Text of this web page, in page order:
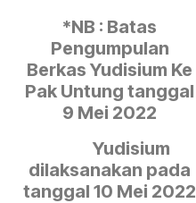
*NB : Batas
Pengumpulan
Berkas Yudisium Ke
Pak Untung tanggal
9 Mei 2022
Yudisium
dilaksanakan pada
tanggal 10 Mei 2022